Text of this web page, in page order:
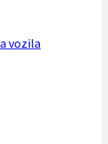
vozila